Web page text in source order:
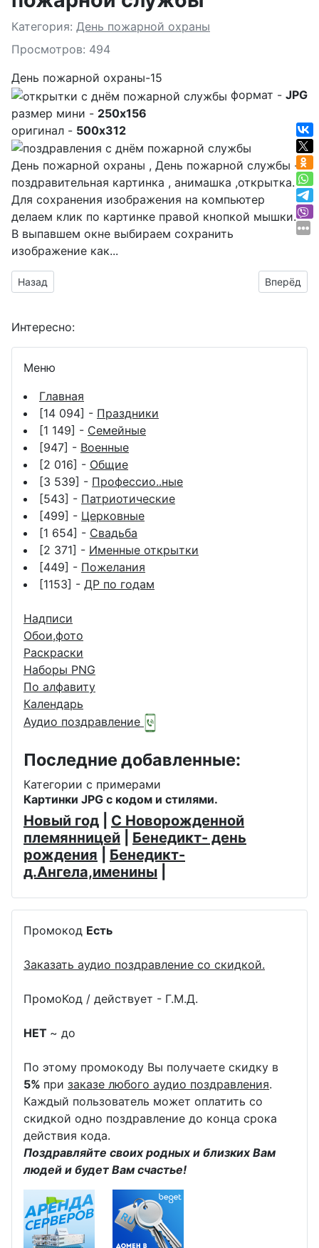
Подробности
Категория: День пожарной охраны
Просмотров: 494
День пожарной охраны-15
формат - JPG
размер мини - 250x156
оригинал - 500x312
День пожарной охраны , День пожарной службы -
поздравительная картинка , анимашка ,открытка.
Для сохранения изображения на компьютер
делаем клик по картинке правой кнопкой мышки.
В выпавшем окне выбираем сохранить
изображение как...
Предыдущий материал: день работника пожарной службы
Назад Вперёд
Интересно:
Меню
Главная
[14 094] - Праздники
[1 149] - Семейные
[947] - Военные
[2 016] - Общие
[3 539] - Профессио..ные
[543] - Патриотические
[499] - Церковные
[1 654] - Свадьба
[2 371] - Именные открытки
[449] - Пожелания
[1153] - ДР по годам
Надписи
Обои,фото
Раскраски
Наборы PNG
По алфавиту
Календарь
Аудио поздравление
Последние добавленные:
Категории с примерами
Картинки JPG с кодом и стилями.
Новый год
С Новорожденной
племянницей
Бенедикт- день
рождения
Бенедикт-
д.Ангела,именины
Промокод Есть
Заказать аудио поздравление со скидкой.
ПромоКод / действует - Г.М.Д.
НЕТ ~ до
По этому промокоду Вы получаете скидку в
5% при заказе любого аудио поздравления.
Каждый пользователь может оплатить со
скидкой одно поздравление до конца срока
действия кода.
Поздравляйте своих родных и близких Вам
людей и будет Вам счастье!